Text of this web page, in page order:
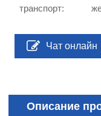
транспорт:
Чат онлайн
Описание